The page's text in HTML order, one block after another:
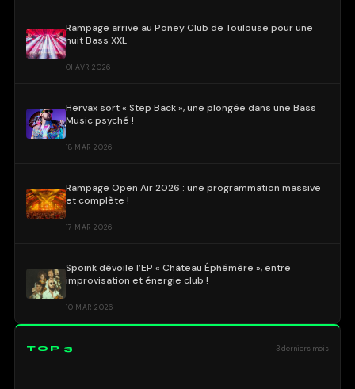
Rampage arrive au Poney Club de Toulouse pour une
nuit Bass XXL
01 AVR 2026
Hervax sort « Step Back », une plongée dans une Bass
Music psyché !
18 MAR 2026
Rampage Open Air 2026 : une programmation massive
et complète !
17 MAR 2026
Spoink dévoile l’EP « Château Éphémère », entre
improvisation et énergie club !
10 MAR 2026
TOP 3 3 derniers mois